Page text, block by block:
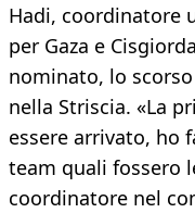
Hadi, coordinatore
per Gaza e
nominato, lo
nella Striscia. «La
essere arrivato, ho
team quali fossero
coordinatore nel